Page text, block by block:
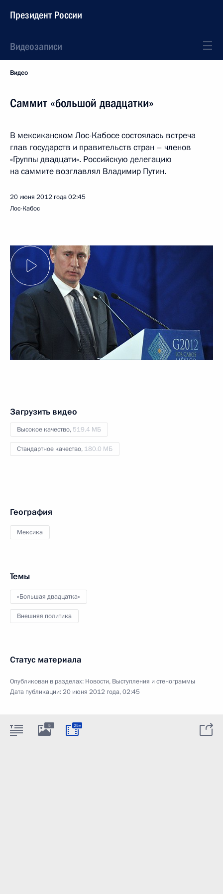
Президент России
Видеозаписи
Видео
Саммит «большой двадцатки»
В мексиканском Лос-Кабосе состоялась встреча
глав государств и правительств стран – членов
«Группы двадцати». Российскую делегацию
на саммите возглавлял Владимир Путин.
20 июня 2012 года02:45
Лос-Кабос
Загрузить видео
Высокое качество, 519.4 МБ
Стандартное качество, 180.0 МБ
География
Мексика
Темы
«Большая двадцатка»
Внешняя политика
Статус материала
Опубликован в разделах: Новости, Выступления и стенограммы
Дата публикации:20 июня 2012 года, 02:45
5 25м